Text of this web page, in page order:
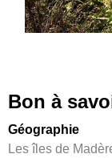
Bon à
Géographie
Les îles de